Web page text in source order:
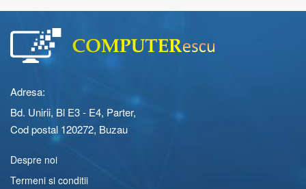
Adresa:
Bd. Unirii, Bl E3 - E4, Parter,
Cod postal 120272, Buzau
Despre noi
Termeni si conditii